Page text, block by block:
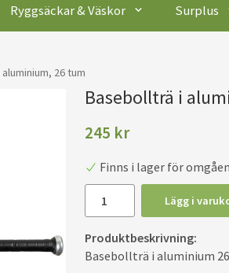
Ryggsäckar & Väskor Surplus
26 tum
Basebollträ i
245 kr
Finns i lager för
Lägg i
Produktbeskrivning:
Basebollträ i aluminium